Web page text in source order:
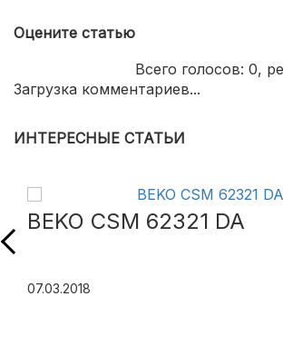
Оцените статью
Всего голосов: 0,
Загрузка комментариев...
ИНТЕРЕСНЫЕ СТАТЬИ
BEKO CSM 62321 DA
07.03.2018